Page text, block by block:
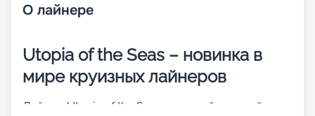
О лайнере
Utopia of the Seas – новинка в
мире круизных лайнеров
Лайнер Utopia of the Seas – шестой и самый